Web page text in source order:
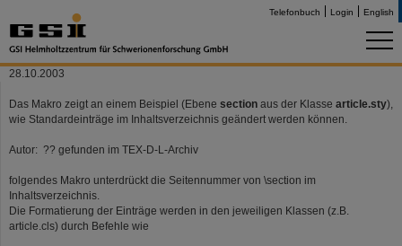
Telefonbuch Login English
28.10.2003
Das Makro zeigt an einem Beispiel (Ebene section aus der Klasse article.sty),
wie Standardeinträge im Inhaltsverzeichnis geändert werden können.
Autor: ?? gefunden im TEX-D-L-Archiv
folgendes Makro unterdrückt die Seitennummer von \section im
Inhaltsverzeichnis.
Die Formatierung der Einträge werden in den jeweiligen Klassen (z.B.
article.cls) durch Befehle wie